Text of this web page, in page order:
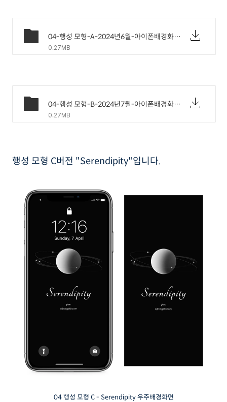
04-행성 모형-A-2024년6월-아이폰배경화면.png
0.27MB
04-행성 모형-B-2024년7월-아이폰배경화면.png
0.27MB
행성 모형 C버전 "Serendipity"입니다.
04 행성 모형 C - Serendipity 우주배경화면